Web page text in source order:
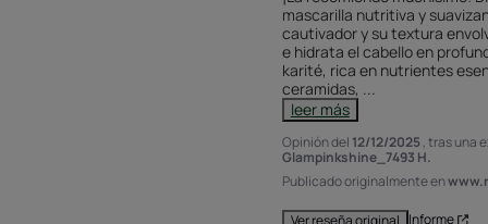
mascarilla nutritiva y
cautivador y su textura
e hidrata el cabello en
karité, rica en nutrientes
ceramidas, ...
leer más
Opinión del 12/12/2025, tras una
Glampinkshine_7493 H.
Publicado originalmente en
Ver reseña original Informe